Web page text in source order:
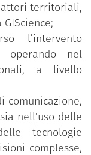
seminari in
attori territoriali,
l’intervento
operando nel
a livello
comunicazione,
nell'uso delle
tecnologie
complesse,